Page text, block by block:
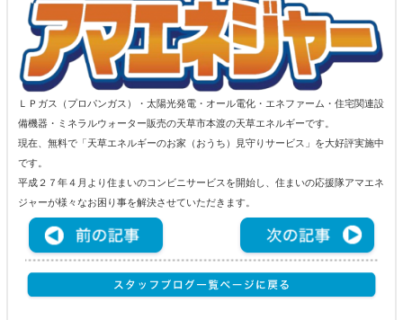
ＬＰガス（プロパンガス）・太陽光発電・オール電化・エネファーム・住宅関連設
備機器・ミネラルウォーター販売の天草市本渡の天草エネルギーです。
現在、無料で「天草エネルギーのお家（おうち）見守りサービス」を大好評実施中
です。
平成２７年４月より住まいのコンビニサービスを開始し、住まいの応援隊アマエネ
ジャーが様々なお困り事を解決させていただきます。